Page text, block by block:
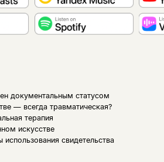
документальным статусом
— всегда травматическая?
терапия
искусстве
свидетельства